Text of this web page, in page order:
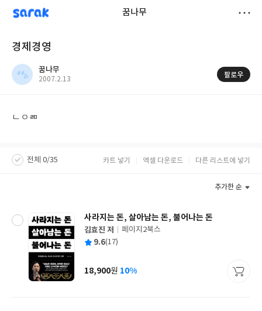
sarak 꿈나무
경제경영
꿈나무
작
2007.2.13
팔로우
ㄴㅇㄻ
전체 0/35 카트 넣기 엑셀 다운로드 다른 리스트에 넣기
추가한 순
사라지는 돈, 살아남는 돈, 불어나는 돈
글
쓴
김효진 저
출
사
페이지2북스
평 9.6(17)
가
18,900원 10%